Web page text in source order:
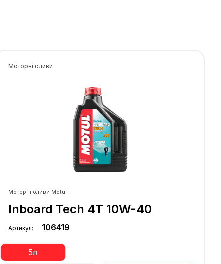
Моторні оливи
Моторні оливи Motul
Inboard Tech 4T 10W-40
Артикул: 106419
5л